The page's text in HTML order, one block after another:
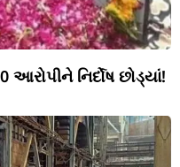
આરોપીને નિર્દોષ છોડ્યાં!